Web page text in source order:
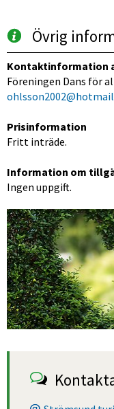
Övrig
Kontaktinformation
Föreningen Dans för
Prisinformation
Fritt inträde.
Information om
Ingen uppgift.